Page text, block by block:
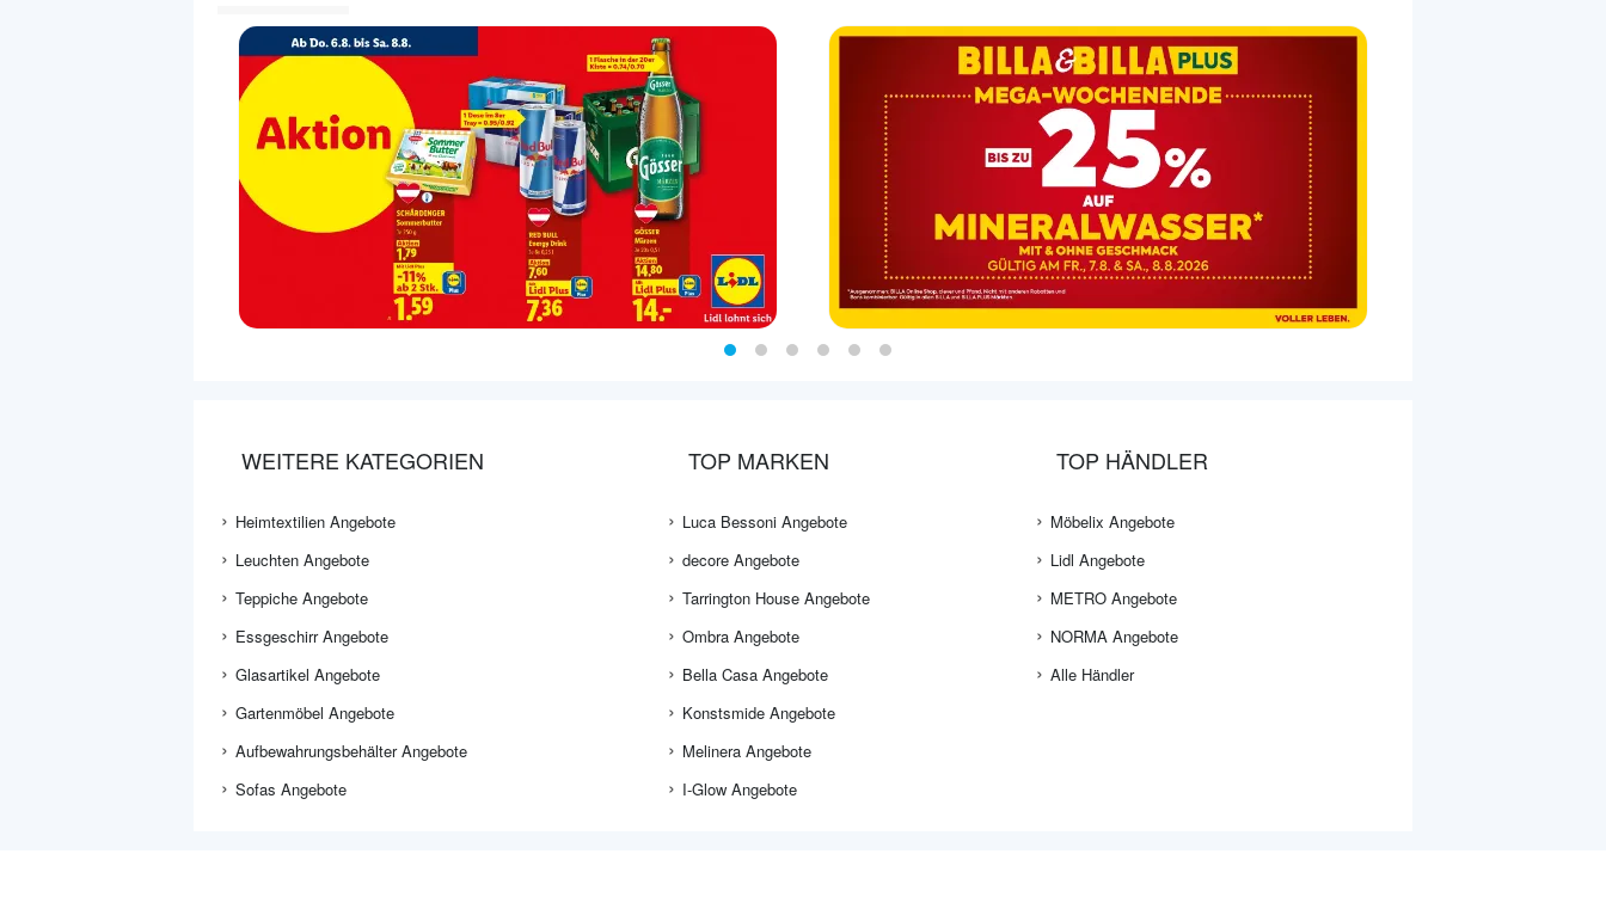
WEITERE KATEGORIEN
Heimtextilien Angebote
Leuchten Angebote
Teppiche Angebote
Essgeschirr Angebote
Glasartikel Angebote
Gartenmöbel Angebote
Aufbewahrungsbehälter Angebote
Sofas Angebote
TOP MARKEN
Luca Bessoni Angebote
decore Angebote
Tarrington House Angebote
Ombra Angebote
Bella Casa Angebote
Konstsmide Angebote
Melinera Angebote
I-Glow Angebote
TOP HÄNDLER
Möbelix Angebote
Lidl Angebote
METRO Angebote
NORMA Angebote
Alle Händler